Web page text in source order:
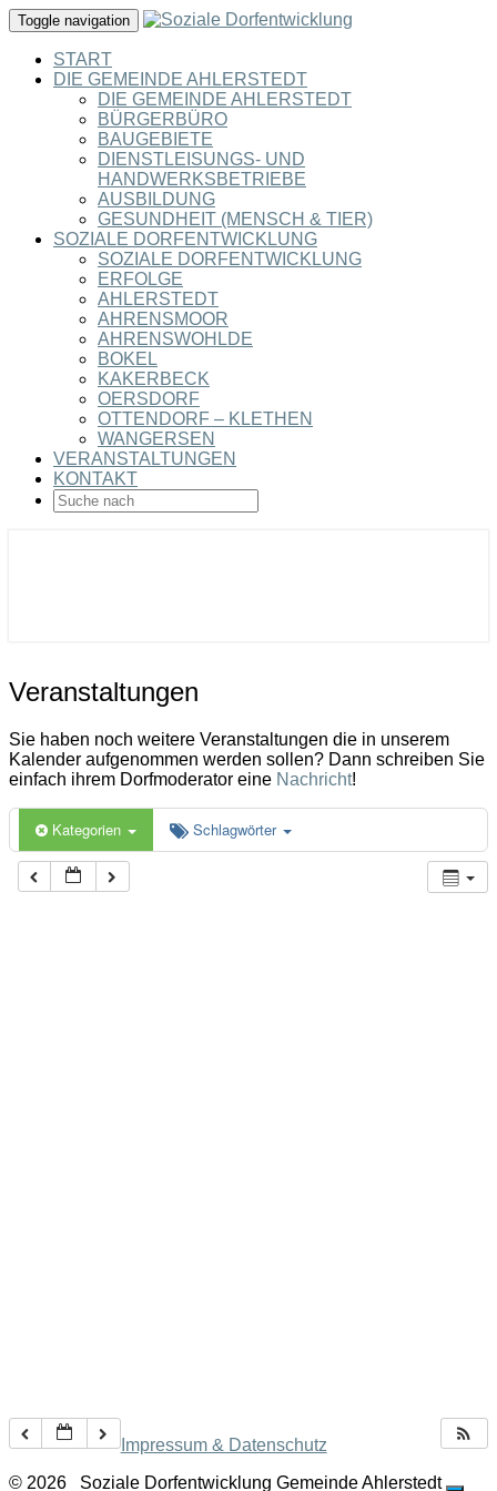
Toggle navigation
START
DIE GEMEINDE AHLERSTEDT
DIE GEMEINDE AHLERSTEDT
BÜRGERBÜRO
BAUGEBIETE
DIENSTLEISUNGS- UND
HANDWERKSBETRIEBE
AUSBILDUNG
GESUNDHEIT (MENSCH & TIER)
SOZIALE DORFENTWICKLUNG
SOZIALE DORFENTWICKLUNG
ERFOLGE
AHLERSTEDT
AHRENSMOOR
AHRENSWOHLDE
BOKEL
KAKERBECK
OERSDORF
OTTENDORF – KLETHEN
WANGERSEN
VERANSTALTUNGEN
KONTAKT
SEARCH
ICON
Veranstaltungen
Veranstaltungen
Sie haben noch weitere Veranstaltungen die in unserem
Kalender aufgenommen werden sollen? Dann schreiben Sie
einfach ihrem Dorfmoderator eine Nachricht!
Kategorien Schlagwörter
Impressum & Datenschutz
© 2026
Soziale Dorfentwicklung Gemeinde Ahlerstedt